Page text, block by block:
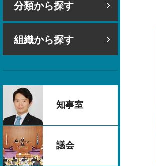
分類から探す
組織から探す
知事室
議会